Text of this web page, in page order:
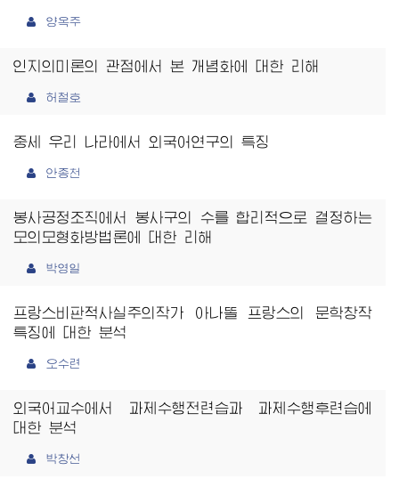
양옥주
인지의미론의 관점에서 본 개념화에 대한 리해
허철호
중세 우리 나라에서 외국어연구의 특징
안종천
봉사공정조직에서 봉사구의 수를 합리적으로 결정하는
모의모형화방법론에 대한 리해
박영일
프랑스비판적사실주의작가 아나똘 프랑스의 문학창작
특징에 대한 분석
오수련
외국어교수에서 과제수행전련습과 과제수행후련습에
대한 분석
박창선